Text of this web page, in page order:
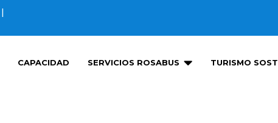
|
CAPACIDAD 
SERVICIOS ROSABUS TURISMO